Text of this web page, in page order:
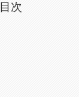
目次